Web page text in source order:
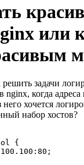
или
задачи
nginx, когда
хочется
набор хостов?
{